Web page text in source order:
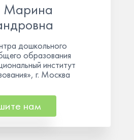
Марина
дошкольного
образования
институт
г. Москва
нам